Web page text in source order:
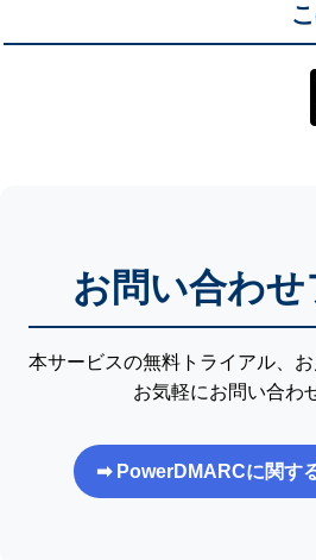
お問い合わ
本サービスの無料トライアル、お
お気軽にお問い合わ
➡ PowerDMARCに関す